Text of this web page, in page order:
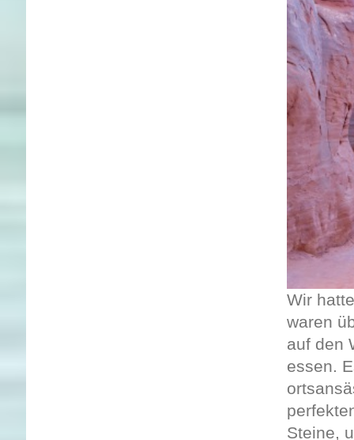
Wir
waren
auf den
essen.
Steine,